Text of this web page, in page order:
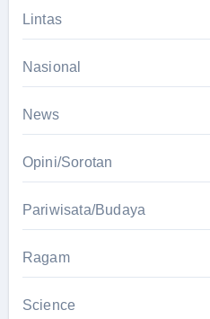
Lintas
Nasional
News
Opini/Sorotan
Pariwisata/Budaya
Ragam
Science